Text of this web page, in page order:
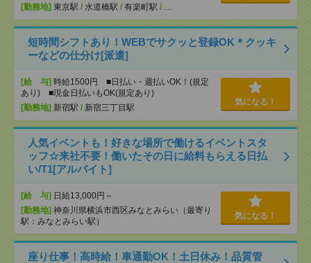
[勤務地] 東京駅 / 水道橋駅 / 有楽町駅 / …
短時間シフトあり！WEBでサクッと登録OK＊クッキ
ーなどの仕分け[派遣]
[給 与] 時給1500円 ■日払い・週払いOK！(規定
あり) ■現金日払いもOK(規定あり)
[勤務地] 新宿駅 / 新宿三丁目駅
気になる！
人気イベントも！好きな場所で働けるイベントスタ
ッフ☆来社不要！働いたその日に給料もらえる日払
い/T1[アルバイト]
[給 与] 日給13,000円～
[勤務地] 神奈川県横浜市西区みなとみらい（最寄り
駅：みなとみらい駅）
気になる！
座り仕事！高時給！車通勤OK！土日休み！品質管